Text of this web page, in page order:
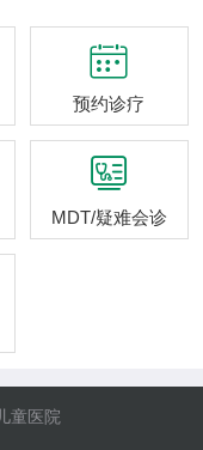

预约诊疗

MDT/疑难会诊
童医院